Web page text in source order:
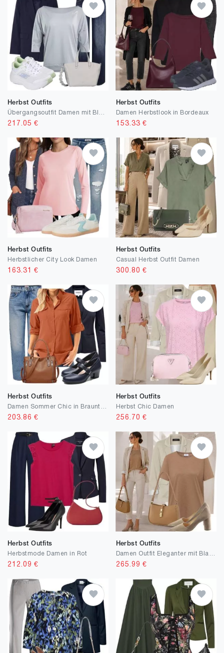
Herbst Outfits
217.05 €
Herbst Outfits
Damen Herbstlook in Bordeaux
153.33 €
Herbst Outfits
Herbstlicher City Look Damen
163.31 €
Herbst Outfits
Casual Herbst Outfit Damen
300.80 €
Herbst Outfits
203.86 €
Herbst Outfits
Herbst Chic Damen
256.70 €
Herbst Outfits
Herbstmode Damen in Rot
212.09 €
Herbst Outfits
265.99 €